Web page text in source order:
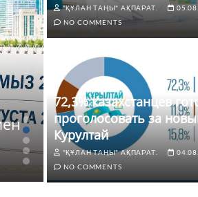
ЖАҢАЛЫҚТАР
72,3%
новый Курултай
"ҚҰЛАН ТАҢЫ" АҚПАРАТ.
NO COMMENTS
72,3% казахстанцев
проголосовать за
Курултай
"ҚҰЛАН ТАҢЫ" АҚПАРАТ.
NO COMMENTS